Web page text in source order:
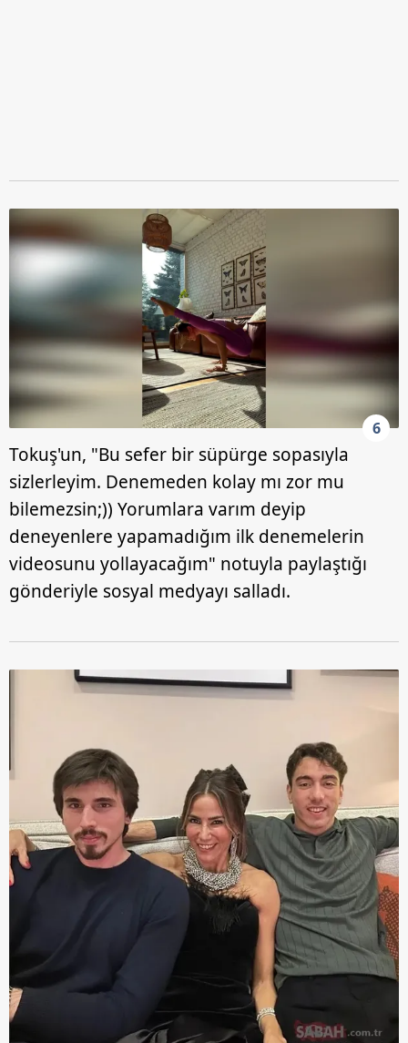
6
Tokuş'un, "Bu sefer bir süpürge sopasıyla
sizlerleyim. Denemeden kolay mı zor mu
bilemezsin;)) Yorumlara varım deyip
deneyenlere yapamadığım ilk denemelerin
videosunu yollayacağım" notuyla paylaştığı
gönderiyle sosyal medyayı salladı.